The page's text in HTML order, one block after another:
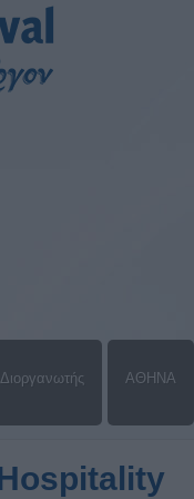
Διοργανωτής ΑΘΗΝΑ